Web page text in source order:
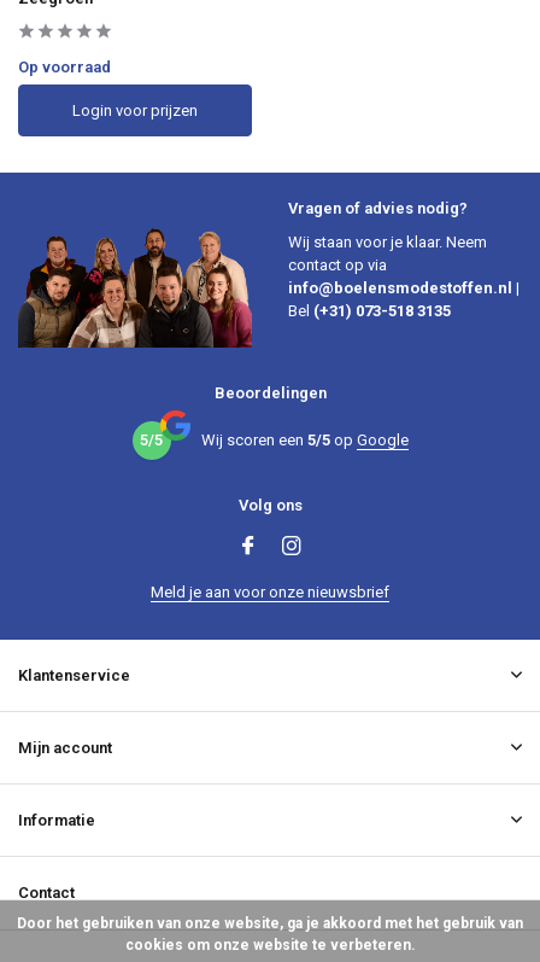
Op voorraad
Login voor prijzen
Vragen of advies nodig?
Wij staan voor je klaar. Neem
contact op via
info@boelensmodestoffen.nl |
Bel (+31) 073-518 3135
Beoordelingen
5/5 Wij scoren een 5/5op Google
Volg ons
Meld je aan voor onze nieuwsbrief
Klantenservice
Mijn account
Informatie
Contact
Door het gebruiken van onze website, ga je akkoord met het gebruik van
cookies om onze website te verbeteren.